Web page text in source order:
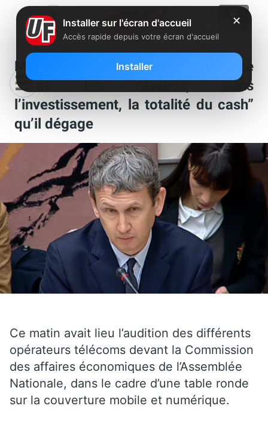
Maxime Lombardini : Free réinjecte
“dans les réseaux, dans
l’investissement, la totalité du cash”
qu’il dégage
Ce matin avait lieu l’audition des différents
opérateurs télécoms devant la Commission
des affaires économiques de l’Assemblée
Nationale, dans le cadre d’une table ronde
sur la couverture mobile et numérique.
✕
Installer sur l'écran d'accueil
Accès rapide depuis votre écran d'accueil
Installer